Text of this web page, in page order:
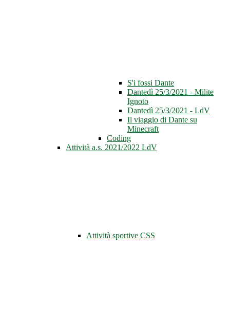
S'i fossi Dante
Dantedì 25/3/2021 - Milite
Ignoto
Dantedì 25/3/2021 - LdV
Il viaggio di Dante su
Minecraft
Coding
Attività a.s. 2021/2022 LdV
Attività sportive CSS